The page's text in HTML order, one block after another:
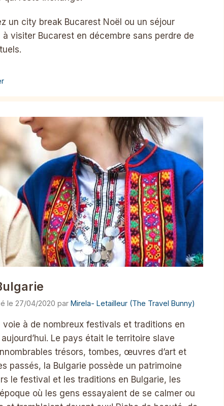
un city break Bucarest Noël ou un séjour
visiter Bucarest en décembre sans perdre de
27/04/2020 par Mirela- Letailleur (The Travel Bunny)
à de nombreux festivals et traditions en
Le pays était le territoire slave
trésors, tombes, œuvres d’art et
passés, la Bulgarie possède un patrimoine
le festival et les traditions en Bulgarie, les
où les gens essayaient de se calmer ou